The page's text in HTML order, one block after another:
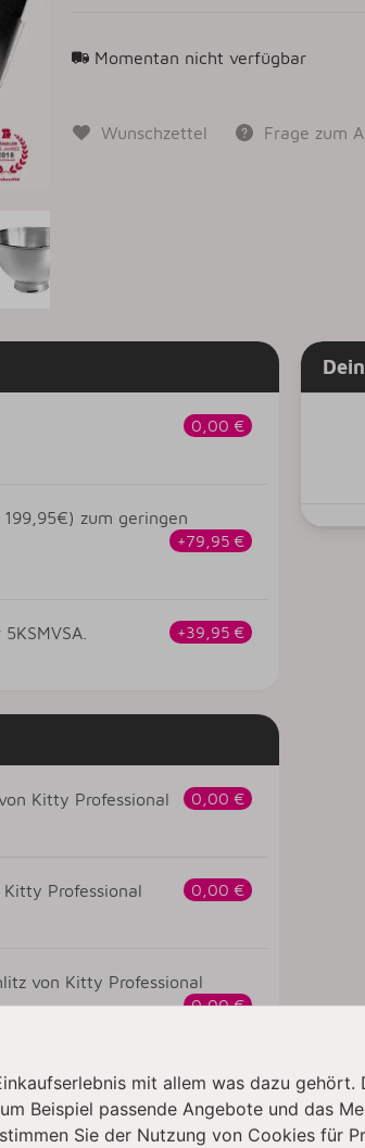
Momentan nicht verfügbar
Wunschzettel Frage zum
0,00 €
zum geringen
+79,95 €
+39,95 €
Kitty Professional
0,00 €
Professional
0,00 €
von Kitty Professional
0,00 €
von Kitty Professional
0,00 €
mit allem was dazu gehört.
Beispiel passende Angebote und das
Sie der Nutzung von Cookies für